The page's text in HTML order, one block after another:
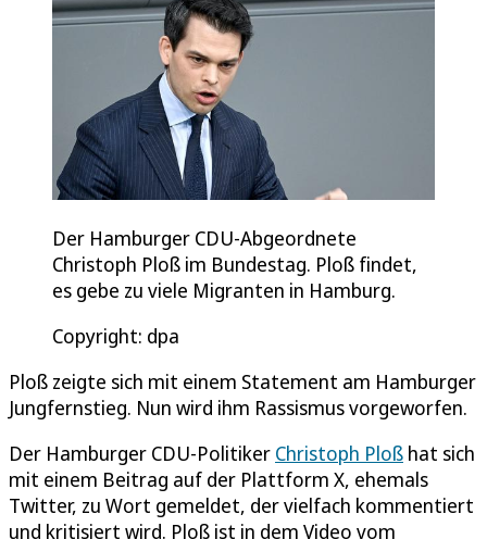
Der Hamburger CDU-Abgeordnete
Christoph Ploß im Bundestag. Ploß findet,
es gebe zu viele Migranten in Hamburg.
Copyright: dpa
Ploß zeigte sich mit einem Statement am Hamburger
Jungfernstieg. Nun wird ihm Rassismus vorgeworfen.
Der Hamburger CDU-Politiker Christoph Ploß hat sich
mit einem Beitrag auf der Plattform X, ehemals
Twitter, zu Wort gemeldet, der vielfach kommentiert
und kritisiert wird. Ploß ist in dem Video vom